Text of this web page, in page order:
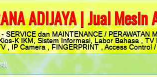
ADIJAYA | Jual
SERVICE dan MAINTENANCE /
K IKM, Sistem Informasi, Labor Bahasa ,
, IP Camera , FINGERPRINT , Access Control